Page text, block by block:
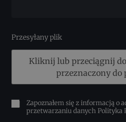
Przesyłany plik
Kliknij lub przeciągnij
przeznaczony do
Zapoznałem się z informacją o
przetwarzaniu danychPolityka